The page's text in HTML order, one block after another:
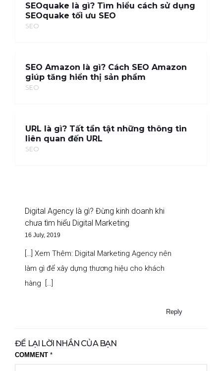
SEOquake là gì? Tìm hiểu cách sử dụng
SEOquake tối ưu SEO
SEO
SEO Amazon là gì? Cách SEO Amazon
giúp tăng hiển thị sản phẩm
SEO
URL là gì? Tất tần tật những thông tin
liên quan đến URL
SEO
Digital Agency là gì? Đừng kinh doanh khi
chưa tìm hiểu Digital Marketing
16 July, 2019
[…] Xem Thêm: Digital Marketing Agency nên
làm gì để xây dựng thương hiệu cho khách
hàng […]
Reply
ĐỂ LẠI LỜI NHẮN CỦA BẠN
COMMENT *